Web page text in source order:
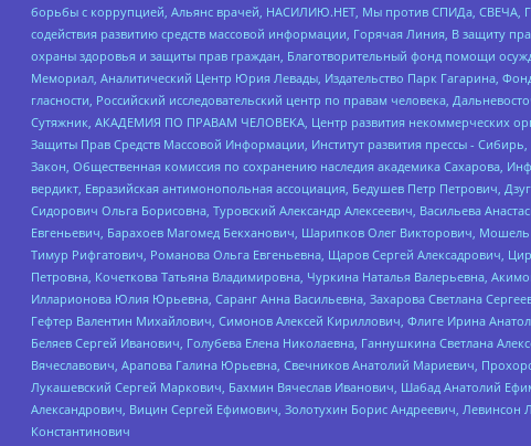
борьбы с коррупцией, Альянс врачей, НАСИЛИЮ.НЕТ, Мы против СПИДа, СВЕЧА,
содействия развитию средств массовой информации, Горячая Линия, В защиту
охраны здоровья и защиты прав граждан, Благотворительный фонд помощи
Мемориал, Аналитический Центр Юрия Левады, Издательство Парк Гагарина,
гласности, Российский исследовательский центр по правам человека,
Сутяжник, АКАДЕМИЯ ПО ПРАВАМ ЧЕЛОВЕКА, Центр развития некоммерческих
Защиты Прав Средств Массовой Информации, Институт развития прессы -
Закон, Общественная комиссия по сохранению наследия академика Сахарова,
вердикт, Евразийская антимонопольная ассоциация, Бедушев Петр Петрович,
Сидорович Ольга Борисовна, Туровский Александр Алексеевич, Васильева
Евгеньевич, Барахоев Магомед Бекханович, Шарипков Олег Викторович,
Тимур Рифгатович, Романова Ольга Евгеньевна, Щаров Сергей Алексадрович,
Петровна, Кочеткова Татьяна Владимировна, Чуркина Наталья Валерьевна,
Илларионова Юлия Юрьевна, Саранг Анна Васильевна, Захарова Светлана
Гефтер Валентин Михайлович, Симонов Алексей Кириллович, Флиге Ирина
Беляев Сергей Иванович, Голубева Елена Николаевна, Ганнушкина Светлана
Вячеславович, Арапова Галина Юрьевна, Свечников Анатолий Мариевич,
Лукашевский Сергей Маркович, Бахмин Вячеслав Иванович, Шабад Анатолий
Александрович, Вицин Сергей Ефимович, Золотухин Борис Андреевич,
Константинович